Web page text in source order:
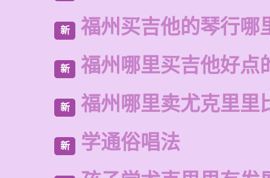
新 福州买吉他的琴行哪
新 福州哪里买吉他好点
新 福州哪里卖尤克里里
新 学通俗唱法